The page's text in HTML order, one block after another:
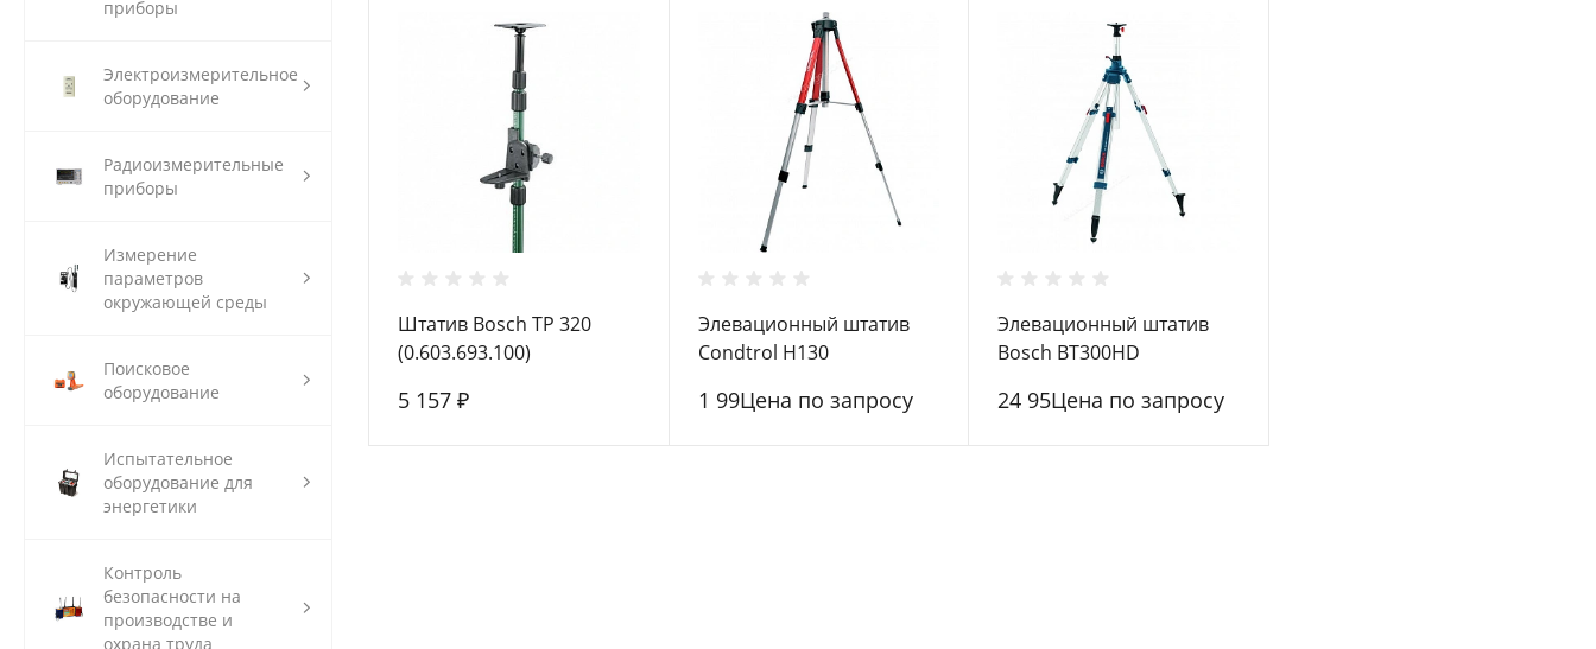
приборы
Электроизмерительное
оборудование
Радиоизмерительные
приборы
Измерение
параметров
окружающей среды
Поисковое
оборудование
Испытательное
оборудование для
энергетики
Контроль
безопасности на
производстве и
охрана труда
Штатив Bosch TP 320
(0.603.693.100)
5 157 ₽
Элевационный штатив
Condtrol H130
1 99Цена по запросу
Элевационный штатив
Bosch BT300HD
24 95Цена по запросу